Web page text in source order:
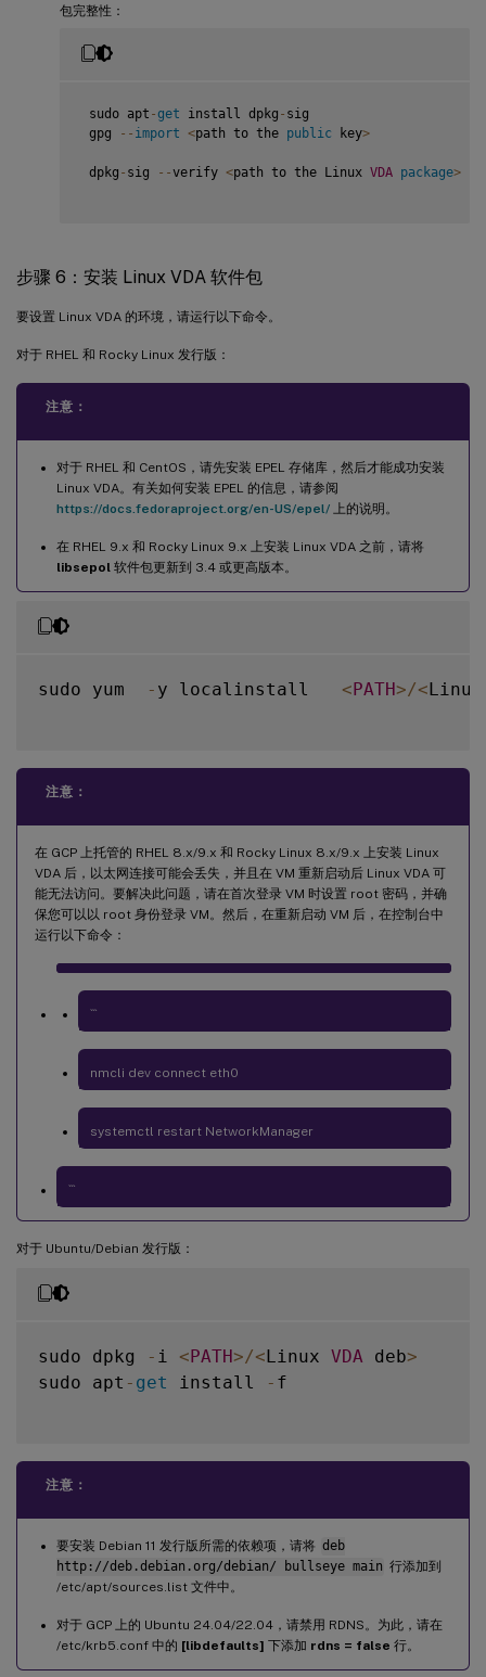
包完整性：
sudo apt -get install dpkg - sig
gpg
-- import <path to the public key>
dpkg - sig --verify <path to the Linux VDA package>
步骤 6：安装 Linux VDA 软件包
要设置 Linux VDA 的环境，请运行以下命令。
对于 RHEL 和 Rocky Linux 发行版：
注意：
对于 RHEL 和 CentOS，请先安装 EPEL 存储库，然后才能成功安装
Linux VDA。有关如何安装 EPEL 的信息，请参阅
https://docs.fedoraproject.org/en-US/epel/ 上的说明。
在 RHEL 9.x 和 Rocky Linux 9.x 上安装 Linux VDA 之前，请将
libsepol 软件包更新到 3.4 或更高版本。
sudo yum - y localinstall < PATH>/<
注意：
在 GCP 上托管的 RHEL 8.x/9.x 和 Rocky Linux 8.x/9.x 上安装 Linux
VDA 后，以太网连接可能会丢失，并且在 VM 重新启动后 Linux VDA 可
能无法访问。要解决此问题，请在首次登录 VM 时设置 root 密码，并确
保您可以以 root 身份登录 VM。然后，在重新启动 VM 后，在控制台中
运行以下命令：
```
nmcli dev connect eth0
systemctl restart NetworkManager
```
对于 Ubuntu/Debian 发行版：
sudo dpkg - i < PATH>/< Linux VDA deb>
sudo apt - get install - f
注意：
要安装 Debian 11 发行版所需的依赖项，请将 deb
http://deb.debian.org/debian/ bullseye main 行添加到
/etc/apt/sources.list 文件中。
对于 GCP 上的 Ubuntu 24.04/22.04，请禁用 RDNS。为此，请在
/etc/krb5.conf 中的 [libdefaults] 下添加 rdns = false 行。